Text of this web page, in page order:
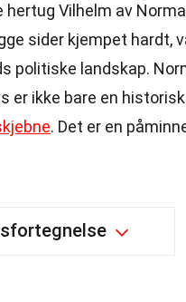
Vilhelm av
sider kjempet hardt,
politiske landskap.
er ikke bare en
. Det er en